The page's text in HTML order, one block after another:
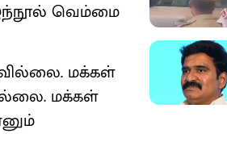
வெம்மை
மக்கள்
மக்கள்